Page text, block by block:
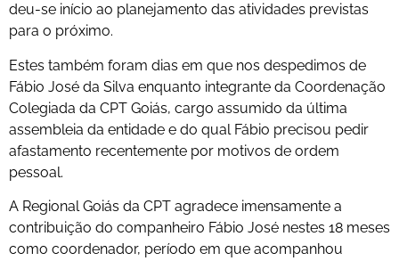
deu-se início ao planejamento das atividades previstas
para o próximo.
Estes também foram dias em que nos despedimos de
Fábio José da Silva enquanto integrante da Coordenação
Colegiada da CPT Goiás, cargo assumido da última
assembleia da entidade e do qual Fábio precisou pedir
afastamento recentemente por motivos de ordem
pessoal.
A Regional Goiás da CPT agradece imensamente a
contribuição do companheiro Fábio José nestes 18 meses
como coordenador, período em que acompanhou